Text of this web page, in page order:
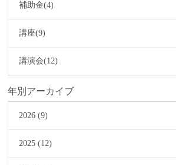
補助金(4)
講座(9)
講演会(12)
年別アーカイブ
2026 (9)
2025 (12)